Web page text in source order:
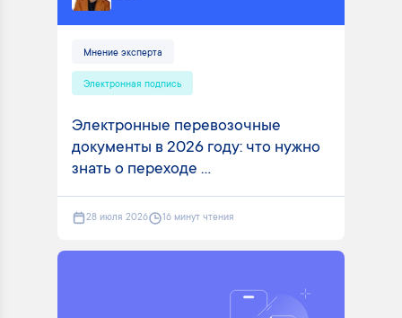
Мнение эксперта
Электронная подпись
Электронные перевозочные
документы в 2026 году: что нужно
знать о переходе ...
28 июля 2026 16 минут чтения